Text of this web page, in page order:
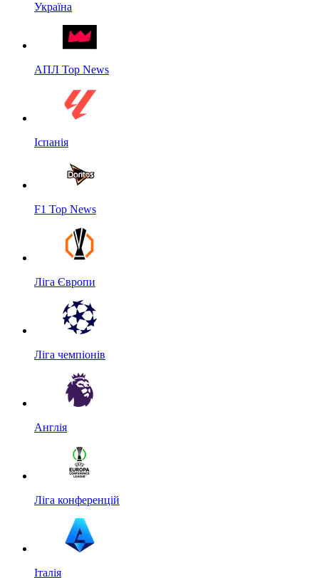
Україна
АПЛ Top News
Іспанія
F1 Top News
Ліга Європи
Ліга чемпіонів
Англія
Ліга конференцій
Італія